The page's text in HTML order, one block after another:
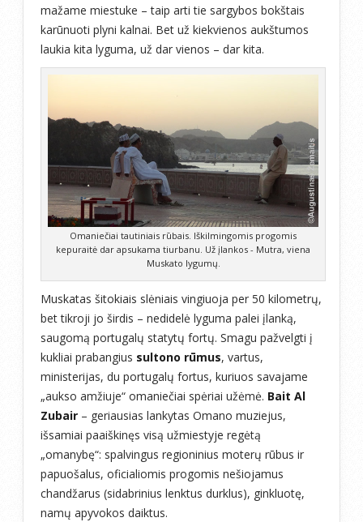
mažame miestuke – taip arti tie sargybos bokštais
karūnuoti plyni kalnai. Bet už kiekvienos aukštumos
laukia kita lyguma, už dar vienos – dar kita.
Omaniečiai tautiniais rūbais. Iškilmingomis progomis
kepuraitė dar apsukama tiurbanu. Už įlankos - Mutra, viena
Muskato lygumų.
Muskatas šitokiais slėniais vingiuoja per 50 kilometrų,
bet tikroji jo širdis – nedidelė lyguma palei įlanką,
saugomą portugalų statytų fortų. Smagu pažvelgti į
kukliai prabangius sultono rūmus, vartus,
ministerijas, du portugalų fortus, kuriuos savajame
„aukso amžiuje“ omaniečiai spėriai užėmė. Bait Al
Zubair – geriausias lankytas Omano muziejus,
išsamiai paaiškinęs visą užmiestyje regėtą
„omanybę“: spalvingus regioninius moterų rūbus ir
papuošalus, oficialiomis progomis nešiojamus
chandžarus (sidabrinius lenktus durklus), ginkluotę,
namų apyvokos daiktus.